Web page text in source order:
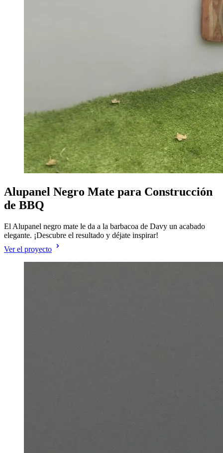
Alupanel Negro Mate para Construcción
de BBQ
El Alupanel negro mate le da a la barbacoa de Davy un acabado
elegante. ¡Descubre el resultado y déjate inspirar!
Ver el proyecto